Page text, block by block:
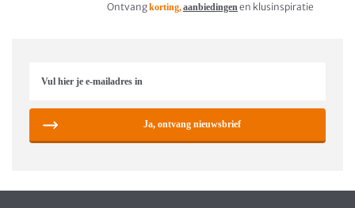
Ontvangkorting,aanbiedingenen klusinspiratie
Ja, ontvang nieuwsbrief